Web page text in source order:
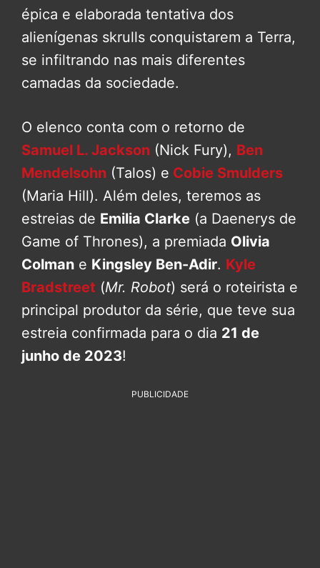
épica e elaborada tentativa dos
alienígenas skrulls conquistarem a Terra,
se infiltrando nas mais diferentes
camadas da sociedade.
O elenco conta com o retorno de
Samuel L. Jackson (Nick Fury), Ben
Mendelsohn (Talos) e Cobie Smulders
(Maria Hill). Além deles, teremos as
estreias de Emilia Clarke (a Daenerys de
Game of Thrones), a premiada Olivia
Colman e Kingsley Ben-Adir. Kyle
Bradstreet (Mr. Robot) será o roteirista e
principal produtor da série, que teve sua
estreia confirmada para o dia 21 de
junho de 2023!
PUBLICIDADE